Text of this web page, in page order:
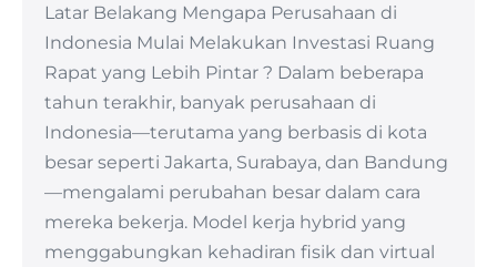
Latar Belakang Mengapa Perusahaan di
Indonesia Mulai Melakukan Investasi Ruang
Rapat yang Lebih Pintar ? Dalam beberapa
tahun terakhir, banyak perusahaan di
Indonesia—terutama yang berbasis di kota
besar seperti Jakarta, Surabaya, dan Bandung
—mengalami perubahan besar dalam cara
mereka bekerja. Model kerja hybrid yang
menggabungkan kehadiran fisik dan virtual